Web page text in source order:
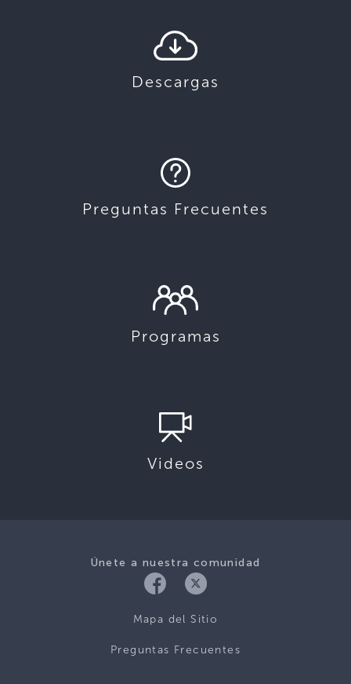
Descargas
Preguntas Frecuentes
Programas
Videos
Únete a nuestra comunidad
Mapa del Sitio
Preguntas Frecuentes